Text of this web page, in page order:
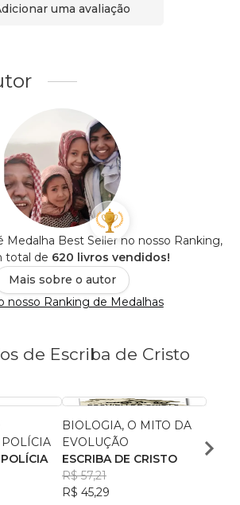
uma avaliação
Medalha Best Seller no nosso Ranking,
total de 620 livros vendidos!
Mais sobre o autor
nosso Ranking de Medalhas
de Escriba de Cristo
POLÍCIA
BIOLOGIA, O MITO DA
EVOLUÇÃO
ESCRIBA DE CRISTO
R$ 57,21
R$ 45,29